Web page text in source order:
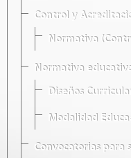
Control y
Normativa
Normativa
Diseños
Modalidad
Convocatorias para